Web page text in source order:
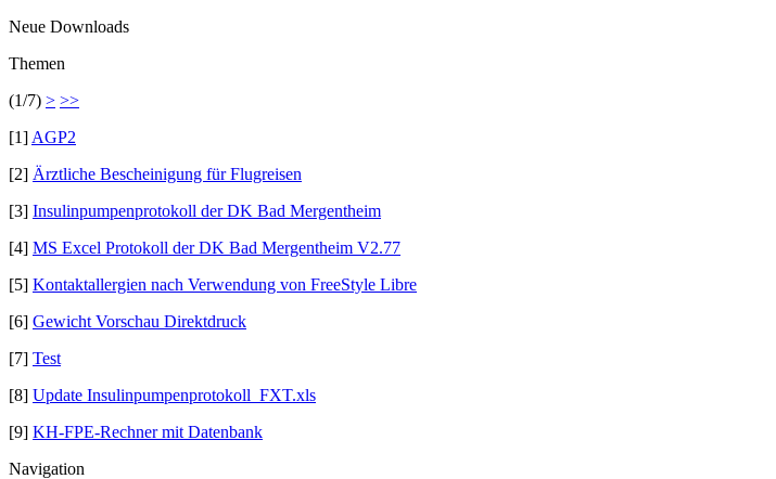
Neue Downloads
Themen
(1/7) > >>
[1] AGP2
[2] Ärztliche Bescheinigung für Flugreisen
[3] Insulinpumpenprotokoll der DK Bad Mergentheim
[4] MS Excel Protokoll der DK Bad Mergentheim V2.77
[5] Kontaktallergien nach Verwendung von FreeStyle Libre
[6] Gewicht Vorschau Direktdruck
[7] Test
[8] Update Insulinpumpenprotokoll_FXT.xls
[9] KH-FPE-Rechner mit Datenbank
Navigation